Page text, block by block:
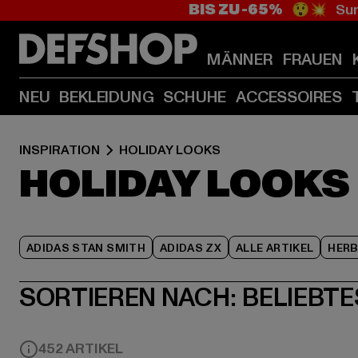
BIS ZU -65% 😲💥
MÄNNER FRAUEN
NEU BEKLEIDUNG SCHUHE ACCESSOIRES
INSPIRATION HOLIDAY LOOKS
HOLIDAY LOOKS
ADIDAS STAN SMITH ADIDAS ZX ALLE ARTIKEL
SORTIEREN NACH:
452 ARTIKEL